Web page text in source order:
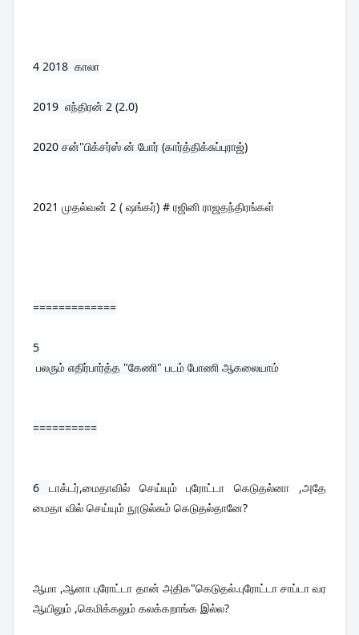
4 2018  காலா
2019  எந்திரன் 2 (2.0)
2020 சன்"பிக்சர்ஸ் ன் போர் (கார்த்திக்சுப்புராஜ்)
2021 முதல்வன் 2 ( ஷங்கர்) # ரஜினி ராஜதந்திரங்கள்
=============
5
பலரும் எதிர்பார்த்த "கேணி" படம் போணி ஆகலையாம்
==========
6 டாக்டர்,மைதாவில் செய்யும் புரோட்டா கெடுதல்னா ,அதே
மைதா வில் செய்யும் நூடுல்சும் கெடுதல்தானே?
ஆமா ,ஆனா புரோட்டா தான் அதிக"கெடுதல்.புரோட்டா சாப்டா வர
ஆயிலும் ,கெமிக்கலும் கலக்கறாங்க இல்ல?